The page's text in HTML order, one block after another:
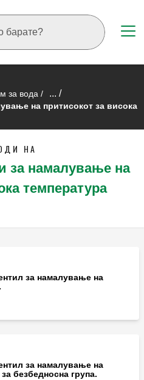
за вода / ... /
на притисокот за висока
НА
за намалување на
температура
за намалување на
за намалување на
безбедносна група.